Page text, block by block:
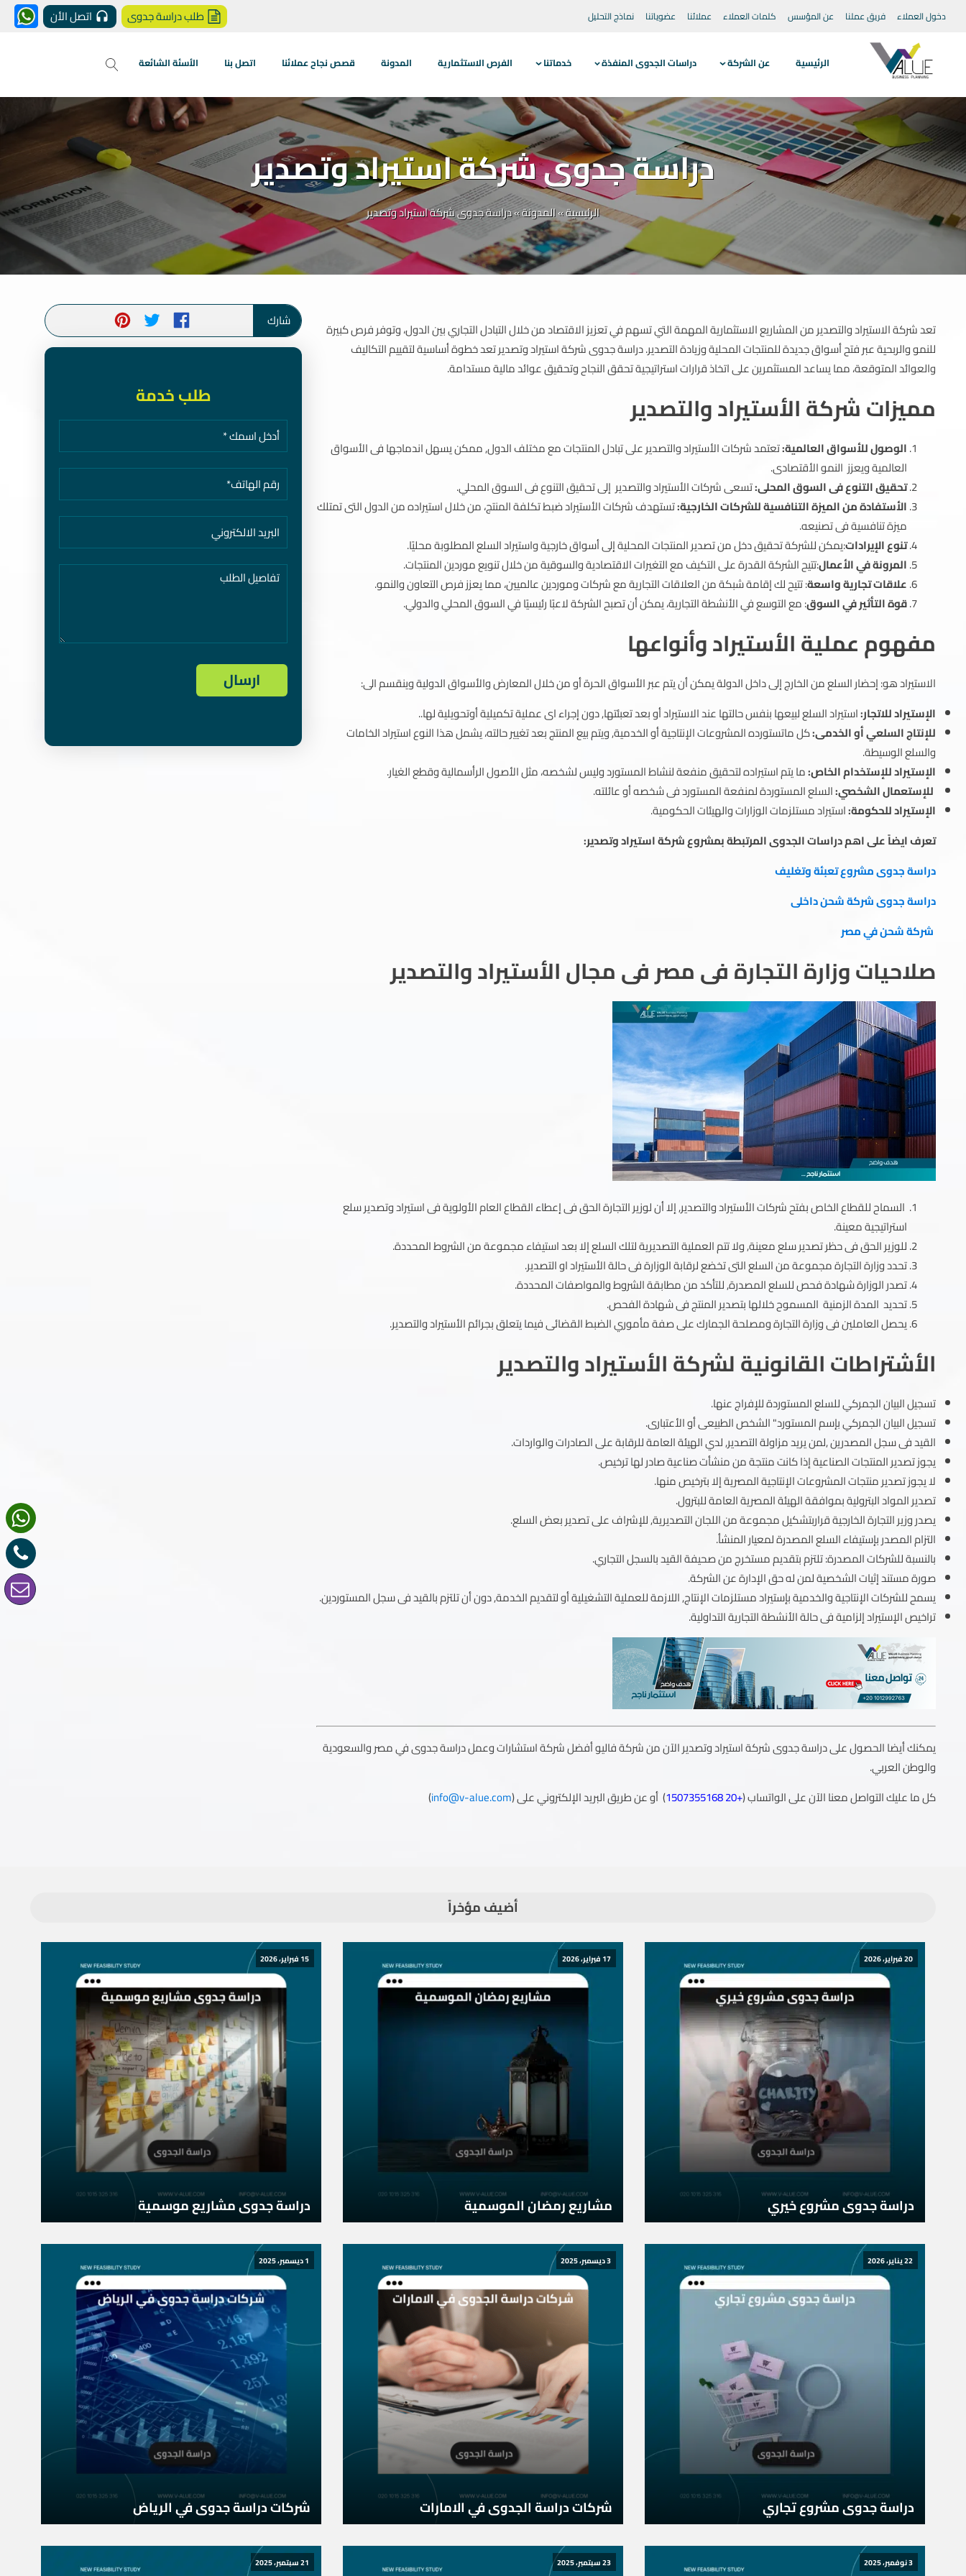
دخول العملاء فريق عملنا عن المؤسس كلمات العملاء عملائنا عضوياتنا نماذج التحليل طلب دراسة جدوى اتصل الأن
الرئيسية عن الشركة دراسات الجدوى المنفذة خدماتنا الفرص الاستثمارية المدونة قصص نجاح عملائنا اتصل بنا الأسئة الشائعة
دراسة جدوى شركة استيراد وتصدير
الرئيسية»المدونة»دراسة جدوى شركة استيراد وتصدير
تعد شركة الاستيراد والتصدير من المشاريع الاستثمارية المهمة التي تسهم في تعزيز الاقتصاد من خلال التبادل التجاري بين الدول، وتوفر فرص كبيرة
للنمو والربحية عبر فتح أسواق جديدة للمنتجات المحلية وزيادة التصدير. دراسة جدوى شركة استيراد وتصدير تعد خطوة أساسية لتقييم التكاليف
والعوائد المتوقعة، مما يساعد المستثمرين على اتخاذ قرارات استراتيجية تحقق النجاح وتحقيق عوائد مالية مستدامة.
مميزات شركة الأستيراد والتصدير
الوصول للأسواق العالمية:تعتمد شركات الأستيراد والتصدير على تبادل المنتجات مع مختلف الدول, ممكن يسهل اندماجها فى الأسواق
العالمية ويعزز النمو الأقتصادى.
تحقيق التنوع فى السوق المحلى:تسعى شركات الأستيراد والتصدير إلى تحقيق التنوع فى السوق المحلي.
الأستفادة من الميزة التنافسية للشركات الخارجية:تستهدف شركات الأستيراد ضبط تكلفة المنتج، من خلال استيراده من الدول التى تمتلك
ميزة تنافسية فى تصنيعه.
تنوع الإيرادات:يمكن للشركة تحقيق دخل من تصدير المنتجات المحلية إلى أسواق خارجية واستيراد السلع المطلوبة محليًا.
المرونة في الأعمال:تتيح الشركة القدرة على التكيف مع التغيرات الاقتصادية والسوقية من خلال تنويع موردين المنتجات.
علاقات تجارية واسعة: تتيح لك إقامة شبكة من العلاقات التجارية مع شركات وموردين عالميين، مما يعزز فرص التعاون والنمو.
قوة التأثير في السوق: مع التوسع في الأنشطة التجارية، يمكن أن تصبح الشركة لاعبًا رئيسيًا في السوق المحلي والدولي.
مفهوم عملية الأستيراد وأنواعها
الاستيراد هو: إحضار السلع من الخارج إلى داخل الدولة يمكن أن يتم عبر الأسواق الحرة أو من خلال المعارض والأسواق الدولية وينقسم الى:
الإستيراد للاتجار:استيراد السلع لبيعها بنفس حالتها عند الاستيراد أو بعد تعبئتها, دون إجراء اى عملية تكميلية أوتحويلية لها..
للإنتاج السلعي أو الخدمى:كل ماتستورده المشروعات الإنتاجية أو الخدمية, ويتم بيع المنتج بعد تغيير حالته، يشمل هذا النوع استيراد الخامات
والسلع الوسيطة.
الإستيراد للإستخدام الخاص:ما يتم استيراده لتحقيق منفعة لنشاط المستورد وليس لشخصه، مثل الأصول الرأسمالية وقطع الغيار.
للإستعمال الشخصي:السلع المستوردة لمنفعة المستورد فى شخصه أو عائلته.
الإستيراد للحكومة:استيراد مستلزمات الوزارات والهيئات الحكومية.
تعرف ايضاً على اهم دراسات الجدوى المرتبطة بمشروع شركة استيراد وتصدير:
دراسة جدوى مشروع تعبئة وتغليف
دراسة جدوى شركة شحن داخلى
شركة شحن في مصر
صلاحيات وزارة التجارة فى مصر فى مجال الأستيراد والتصدير
السماح للقطاع الخاص بفتح شركات الأستيراد والتصدير, إلا أن لوزير التجارة الحق فى إعطاء القطاع العام الأولوية فى استيراد وتصدير سلع
استراتيجية معينة.
للوزير الحق فى حظر تصدير سلع معينة, ولا تتم العملية التصديرية لتلك السلع إلا بعد استيفاء مجموعة من الشروط المحددة.
تحدد وزارة التجارة مجموعة من السلع التى تخضع لرقابة الوزارة فى حالة الأستيراد او التصدير.
تصدر الوزارة شهادة فحص للسلع المصدرة, للتأكد من مطابقة الشروط والمواصفات المحددة.
تحديد المدة الزمنية المسموح خلالها بتصدير المنتج فى شهادة الفحص.
يحصل العاملين فى وزارة التجارة ومصلحة الجمارك على صفة مأموري الضبط القضائى فيما يتعلق بجرائم الأستيراد والتصدير.
الأشتراطات القانونية لشركة الأستيراد والتصدير
تسجيل البيان الجمركي للسلع المستوردة للإفراج عنها.
تسجيل البيان الجمركي بإسم المستورد" الشخص الطبيعى أو الأعتبارى.
القيد فى سجل المصدرين ,لمن يريد مزاولة التصدير, لدي الهيئة العامة للرقابة على الصادرات والواردات.
يجوز تصدير المنتجات الصناعية إذا كانت منتجة من منشأت صناعية صادر لها ترخيص.
لا يجوز تصدير منتجات المشروعات الإنتاجية المصرية إلا بترخيص منها.
تصدير المواد البترولية بموافقة الهيئة المصرية العامة للبترول.
يصدر وزير التجارة الخارجية قراربتشكيل مجموعة من اللجان التصديرية, للإشراف على تصدير بعض السلع.
التزام المصدر بإستيفاء السلع المصدرة لمعيار المنشأ.
بالنسبة للشركات المصدرة: تلتزم بتقديم مستخرج من صحيفة القيد بالسجل التجاري.
صورة مستند إثيات الشخصية لمن له حق الإدارة عن الشركة.
يسمح للشركات الإنتاجية والخدمية بإستيراد مستلزمات الإنتاج, اللازمة للعملية التشغيلية أو لتقديم الخدمة, دون أن تلتزم بالقيد فى سجل المستوردين.
تراخيص الإستيراد إلزامية فى حالة الأنشطة التجارية التداولية.
يمكنك أيضا الحصول على دراسة جدوى شركة استيراد وتصدير الآن من شركة فاليو أفضل شركة استشارات وعمل دراسة جدوى في مصر والسعودية
والوطن العربي.
كل ما عليك التواصل معنا الآن على الواتساب (+20 1507355168 ) أو عن طريق البريد الإلكتروني على (info@v-alue.com
)
شارك
طلب خدمة
أضيف مؤخراً
20 فبراير، 2026
دراسة جدوى مشروع خيري
17 فبراير، 2026
مشاريع رمضان الموسمية
15 فبراير، 2026
دراسة جدوى مشاريع موسمية
22 يناير، 2026
دراسة جدوى مشروع تجاري
3 ديسمبر، 2025
شركات دراسة الجدوى في الامارات
1 ديسمبر، 2025
شركات دراسة جدوى في الرياض
3 نوفمبر، 2025 23 سبتمبر، 2025 21 سبتمبر، 2025